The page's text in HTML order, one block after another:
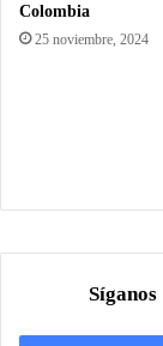
Colombia
25 noviembre, 2024
Síganos